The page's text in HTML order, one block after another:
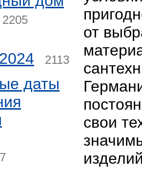
2205
2113
даты
от
свои